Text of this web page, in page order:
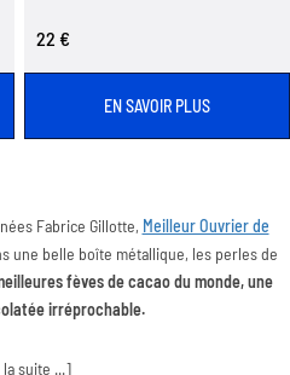
22 €
EN SAVOIR PLUS
Fabrice Gillotte, Meilleur Ouvrier de
une belle boîte métallique, les perles de
fèves de cacao du monde, une
irréprochable.
suite ...]